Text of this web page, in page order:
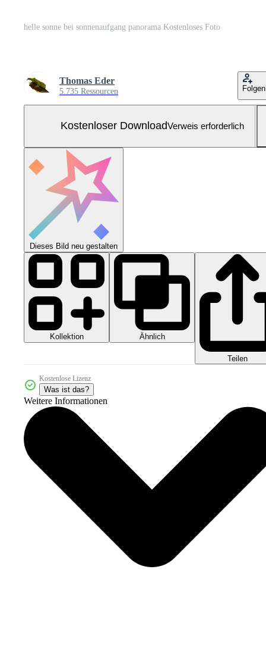
helle sonne bei sonnenaufgang panorama Kostenloses Foto
Thomas Eder
5.735 Ressourcen Folgen
Kostenloser DownloadVerweis erforderlich
Dieses Bild neu gestalten
Kollektion Ähnlich
Teilen
Kostenlose Lizenz
Was ist das?
Weitere Informationen